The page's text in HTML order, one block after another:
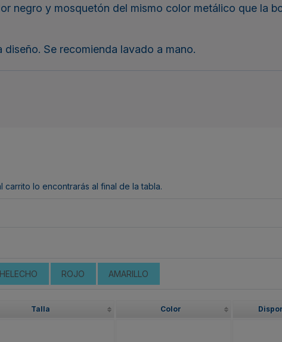
negro y mosquetón del mismo color metálico que la
Se recomienda lavado a mano.
lo encontrarás al final de la tabla.
ROJO AMARILLO
Talla Color